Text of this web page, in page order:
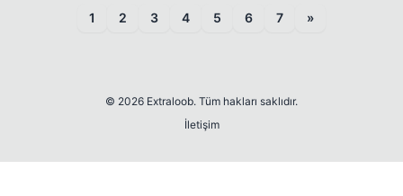
1 2 3 4 5 6 7 »
© 2026 Extraloob. Tüm hakları saklıdır.
İletişim